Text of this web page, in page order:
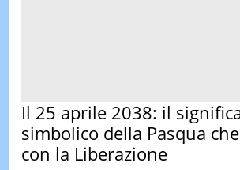
Il 25 aprile 2038: il
simbolico della Pasqua
con la Liberazione